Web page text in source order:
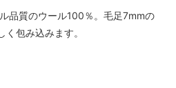
品質のウール100％。毛足7mmの
包み込みます。